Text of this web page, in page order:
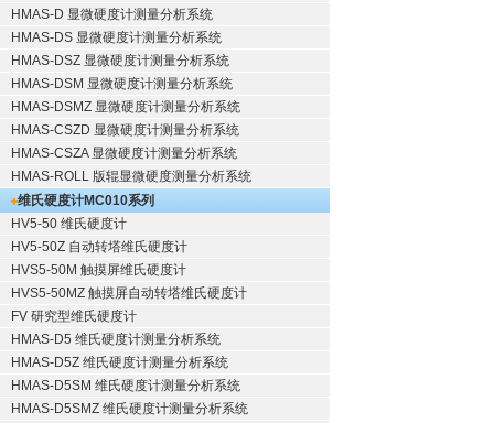
HMAS-D 显微硬度计测量分析系统
HMAS-DS 显微硬度计测量分析系统
HMAS-DSZ 显微硬度计测量分析系统
HMAS-DSM 显微硬度计测量分析系统
HMAS-DSMZ 显微硬度计测量分析系统
HMAS-CSZD 显微硬度计测量分析系统
HMAS-CSZA 显微硬度计测量分析系统
HMAS-ROLL 版辊显微硬度测量分析系统
维氏硬度计MC010系列
HV5-50 维氏硬度计
HV5-50Z 自动转塔维氏硬度计
HVS5-50M 触摸屏维氏硬度计
HVS5-50MZ 触摸屏自动转塔维氏硬度计
FV 研究型维氏硬度计
HMAS-D5 维氏硬度计测量分析系统
HMAS-D5Z 维氏硬度计测量分析系统
HMAS-D5SM 维氏硬度计测量分析系统
HMAS-D5SMZ 维氏硬度计测量分析系统